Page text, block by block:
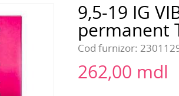
9,5-19 IG
permanent
Cod furnizor:
262,00 mdl